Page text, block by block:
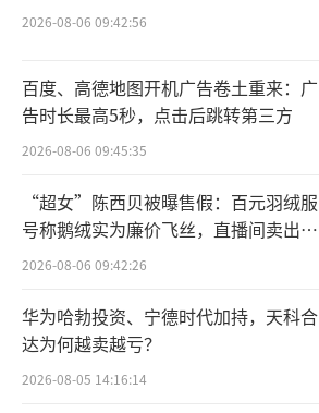
比如双方都是在卖“原
风定位，品牌Logo用的是国
门店装修风格也有很高相似度。
一定程度上来说，霸王
2026-08-06 09:42:56
百度、高德地图开机广告卷土重来：广
告时长最高5秒，点击后跳转第三方
2026-08-06 09:45:35
“超女”陈西贝被曝售假：百元羽绒服
号称鹅绒实为廉价飞丝，直播间卖出超
百万元
2026-08-06 09:42:26
华为哈勃投资、宁德时代加持，天科合
达为何越卖越亏？
2026-08-05 14:16:14